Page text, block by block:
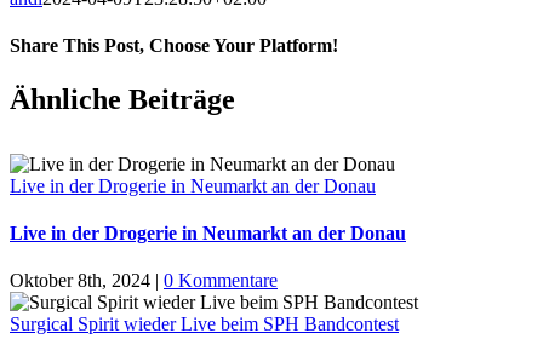
Share This Post, Choose Your Platform!
Facebook
X
LinkedIn
Tumblr
Pinterest
Ähnliche Beiträge
Live in der Drogerie in Neumarkt an der Donau
Live in der Drogerie in Neumarkt an der Donau
Oktober 8th, 2024 | 0 Kommentare
Surgical Spirit wieder Live beim SPH Bandcontest